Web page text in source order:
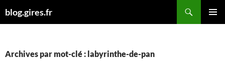
aublog.gires.fr
Archives par mot-clé : labyrinthe-de-pan